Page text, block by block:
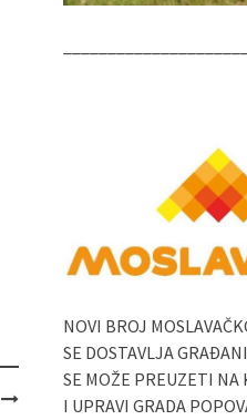
NOVI BROJ
SE DOSTAVLJA
SE MOŽE PREUZETI NA
I UPRAVI GRADA